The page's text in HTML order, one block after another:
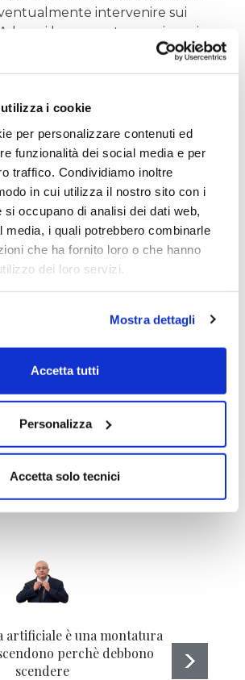
i cookie
per personalizzare contenuti ed
funzionalità dei social media e per
traffico. Condividiamo inoltre
in cui utilizza il nostro sito con i
occupano di analisi dei dati web,
media, i quali potrebbero combinarle
che ha fornito loro o che hanno
dei loro servizi.
Mostra dettagli
Accetta tutti
Personalizza
Accetta solo tecnici
intervenire sui
ogni buon conto seguiamo in
portafoglio.
presente articolo è iscritto
Giornalisti e non detiene gli
delle sue analisi.
rispetta la Carta dei
Economicaclicca
clicca qui >>
articoli di
artificiale è una montatura
perchè debbono
scendere